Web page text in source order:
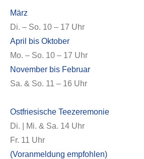
März
Di. – So. 10 – 17 Uhr
April bis Oktober
Mo. – So. 10 – 17 Uhr
November bis Februar
Sa. & So. 11 – 16 Uhr
Ostfriesische Teezeremonie
Di. | Mi. & Sa. 14 Uhr
Fr. 11 Uhr
(Voranmeldung empfohlen)